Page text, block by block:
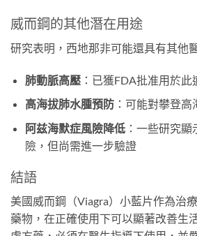
威而鋼的其他潛在用途
研究表明，西地那非可能還具有其他
肺動脈高壓：已獲FDA批准用於此
高海拔肺水腫預防：可能對攀登高
阿兹海默症風險降低：一些研究顯
險，但尚需進一步驗證
結語
美國威而鋼（Viagra）小藍片作為治
藥物，在正確使用下可以顯著改善生